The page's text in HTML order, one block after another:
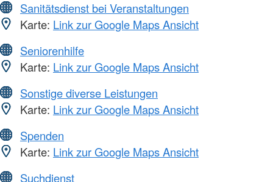
Sanitätsdienst bei Veranstaltungen
Karte: Link zur Google Maps Ansicht
Seniorenhilfe
Karte: Link zur Google Maps Ansicht
Sonstige diverse Leistungen
Karte: Link zur Google Maps Ansicht
Spenden
Karte: Link zur Google Maps Ansicht
Suchdienst